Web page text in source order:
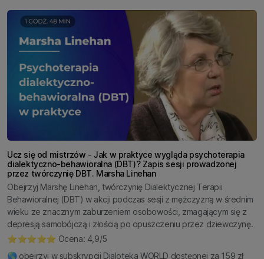
Ucz się od mistrzów - Jak w praktyce wygląda psychoterapia
dialektyczno-behawioralna (DBT)? Zapis sesji prowadzonej
przez twórczynię DBT. Marsha Linehan
Obejrzyj Marshę Linehan, twórczynię Dialektycznej Terapii
Behawioralnej (DBT) w akcji podczas sesji z mężczyzną w średnim
wieku ze znacznym zaburzeniem osobowości, zmagającym się z
depresją samobójczą i złością po opuszczeniu przez dziewczynę.
⭐️⭐️⭐️⭐️⭐️ Ocena: 4,9/5
🌎 obejrzyj w subskrypcji Dialoteka WORLD dostępnej za 159 zł